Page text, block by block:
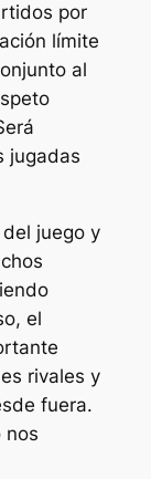
por
límite
al
jugadas
juego y
el
rivales y
fuera.
nos